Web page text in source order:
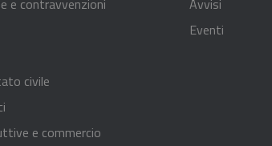
civile
e commercio
Eventi